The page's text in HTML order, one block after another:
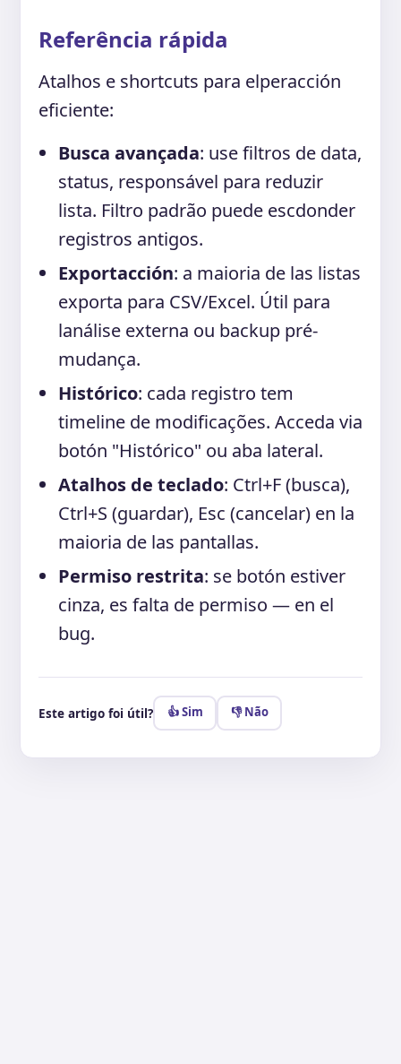
Referência rápida
Atalhos e shortcuts para elperacción
eficiente:
Busca avançada: use filtros de data,
status, responsável para reduzir
lista. Filtro padrão puede escdonder
registros antigos.
Exportacción: a maioria de las listas
exporta para CSV/Excel. Útil para
lanálise externa ou backup pré-
mudança.
Histórico: cada registro tem
timeline de modificações. Acceda via
botón "Histórico" ou aba lateral.
Atalhos de teclado: Ctrl+F (busca),
Ctrl+S (guardar), Esc (cancelar) en la
maioria de las pantallas.
Permiso restrita: se botón estiver
cinza, es falta de permiso — en el
bug.
Este artigo foi útil? 👍 Sim 👎 Não